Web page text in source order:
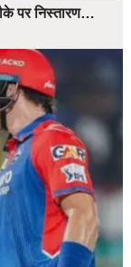
पर निस्तारण…